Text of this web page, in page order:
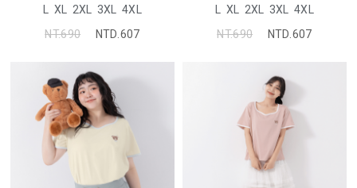
L XL 2XL 3XL 4XL
NT.690
NTD.607
L XL 2XL 3XL 4XL
NT.690
NTD.607